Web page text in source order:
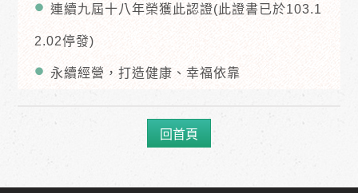
連續九屆十八年榮獲此認證(此證書已於103.1
2.02停發)
永續經營，打造健康、幸福依靠
回首頁